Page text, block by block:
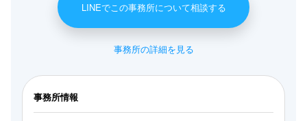
LINEでこの事務所について相談する
事務所の詳細を見る
事務所情報